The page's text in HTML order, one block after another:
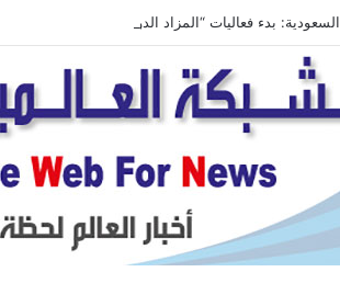
السعودية: بدء فعاليات “المزاد الدولي لمزارع إنتاج الصقور 2026”